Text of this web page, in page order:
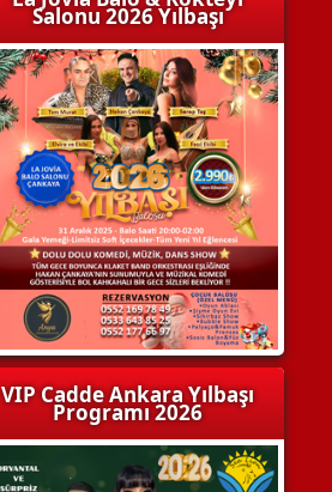
Salonu 2026 Yılbaşı
VIP Cadde Ankara Yılbaşı
Programı 2026